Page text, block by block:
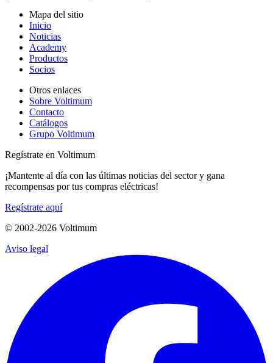
Mapa del sitio
Inicio
Noticias
Academy
Productos
Socios
Otros enlaces
Sobre Voltimum
Contacto
Catálogos
Grupo Voltimum
Regístrate en Voltimum
¡Mantente al día con las últimas noticias del sector y gana
recompensas por tus compras eléctricas!
Regístrate aquí
© 2002-2026 Voltimum
Aviso legal